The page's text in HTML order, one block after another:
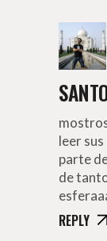
leer
parte
de
REPLY